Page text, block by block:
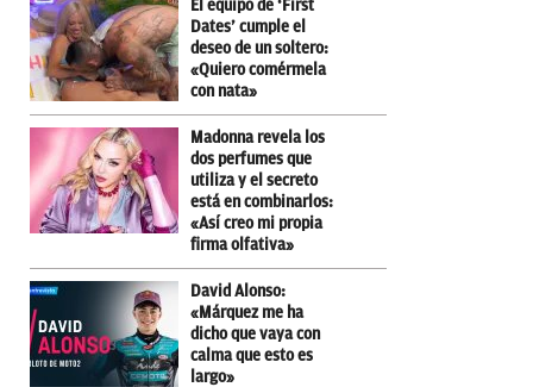
El equipo de ‘First
Dates’ cumple el
deseo de un soltero:
«Quiero comérmela
con nata»
Madonna revela los
dos perfumes que
utiliza y el secreto
está en combinarlos:
«Así creo mi propia
firma olfativa»
David Alonso:
«Márquez me ha
dicho que vaya con
calma que esto es
largo»